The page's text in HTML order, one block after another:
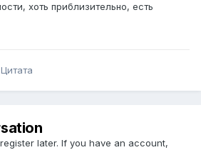
хоть приблизительно, есть
Цитата
later. If you have an account,